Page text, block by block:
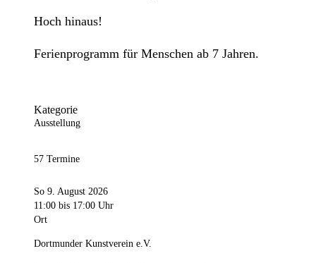
Hoch hinaus!
Ferienprogramm für Menschen ab 7 Jahren.
Kategorie
Ausstellung
57 Termine
So 9. August 2026
11:00 bis 17:00 Uhr
Ort
Dortmunder Kunstverein e.V.